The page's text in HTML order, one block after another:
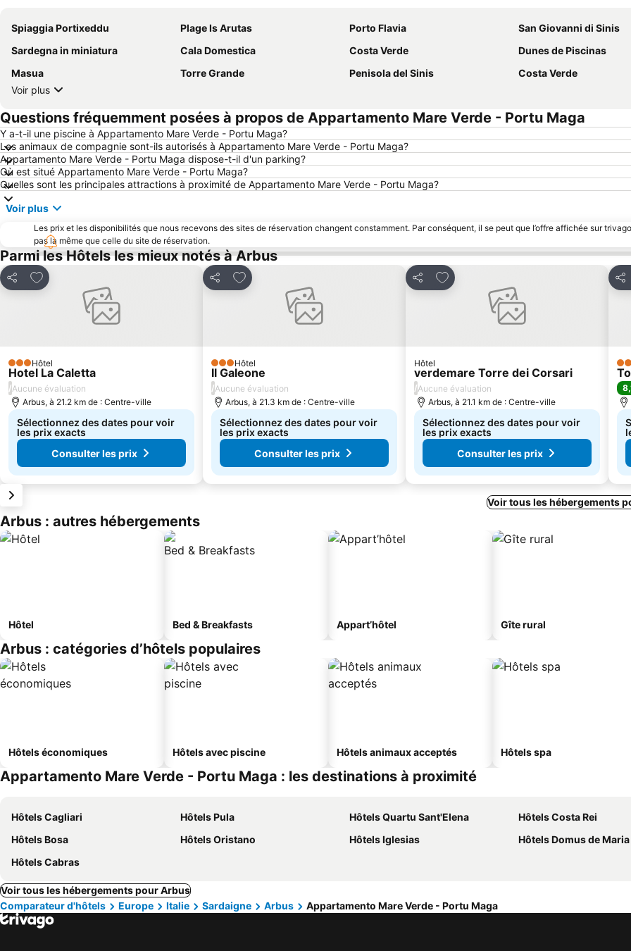
Spiaggia Portixeddu Plage Is Arutas Porto Flavia
San Giovanni di Sinis
Sardegna in miniatura
Cala Domestica Costa Verde
Dunes de Piscinas
Masua
Torre Grande Penisola del Sinis
Costa Verde
Voir plus
Questions fréquemment posées à propos de Appartamento Mare Verde - Portu Maga
Y a-t-il une piscine à Appartamento Mare Verde - Portu Maga?
Les animaux de compagnie sont-ils autorisés à Appartamento Mare Verde - Portu Maga?
Appartamento Mare Verde - Portu Maga dispose-t-il d'un parking?
Où est situé Appartamento Mare Verde - Portu Maga?
Quelles sont les principales attractions à proximité de Appartamento Mare Verde - Portu Maga?
Voir plus
Les prix et les disponibilités que nous recevons des sites de réservation changent constamment. Par conséquent, il se peut que l’offre affichée sur
pas la même que celle du site de réservation.
Parmi les Hôtels les mieux notés à Arbus
Partager
Ajouter à mes favoris
3 Étoiles
Hôtel
Hotel La Caletta
/Aucune évaluation
Arbus, à 21.2 km de : Centre-ville
Sélectionnez des dates pour voir
les prix exacts
Consulter les prix
Partager
Ajouter à mes favoris
3 Étoiles
Hôtel
Il Galeone
/Aucune évaluation
Arbus, à 21.3 km de : Centre-ville
Sélectionnez des dates pour voir
les prix exacts
Consulter les prix
Partager
Ajouter à mes favoris
Hôtel
verdemare Torre dei Corsari
/Aucune évaluation
Arbus, à 21.1 km de : Centre-ville
Sélectionnez des dates pour voir
les prix exacts
Consulter les prix
3
Voir tous les hébergements
Arbus : autres hébergements
Hôtel Bed & Breakfasts Appart’hôtel Gîte rural
Arbus : catégories d’hôtels populaires
Hôtels économiques Hôtels avec piscine Hôtels animaux acceptés Hôtels spa
Appartamento Mare Verde - Portu Maga : les destinations à proximité
Hôtels Cagliari Hôtels Pula Hôtels Quartu Sant'Elena
Hôtels Costa Rei
Hôtels Bosa
Hôtels Oristano Hôtels Iglesias
Hôtels Domus de Maria
Hôtels Cabras
Voir tous les hébergements pour Arbus
Comparateur d'hôtels
Europe Italie Sardaigne Arbus Appartamento Mare Verde - Portu Maga